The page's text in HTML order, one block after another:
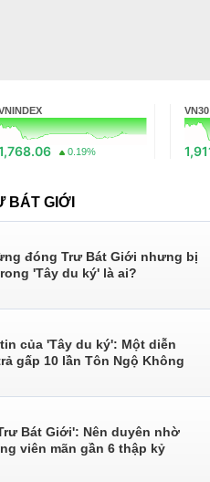
0.19%
VN30
BÁT GIỚI
đóng Trư Bát Giới nhưng bị
'Tây du ký' là ai?
của 'Tây du ký': Một diễn
gấp 10 lần Tôn Ngộ Không
Bát Giới': Nên duyên nhờ
viên mãn gần 6 thập kỷ